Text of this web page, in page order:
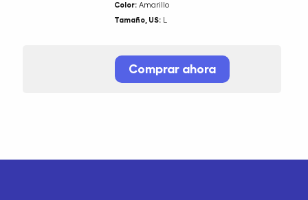
Color: Amarillo
Tamaño, US:
Comprar ahora